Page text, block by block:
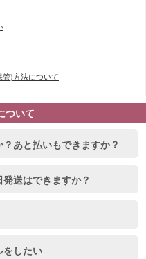
管)方法について
ついて
あと払いもできますか？
送はできますか？
をしたい